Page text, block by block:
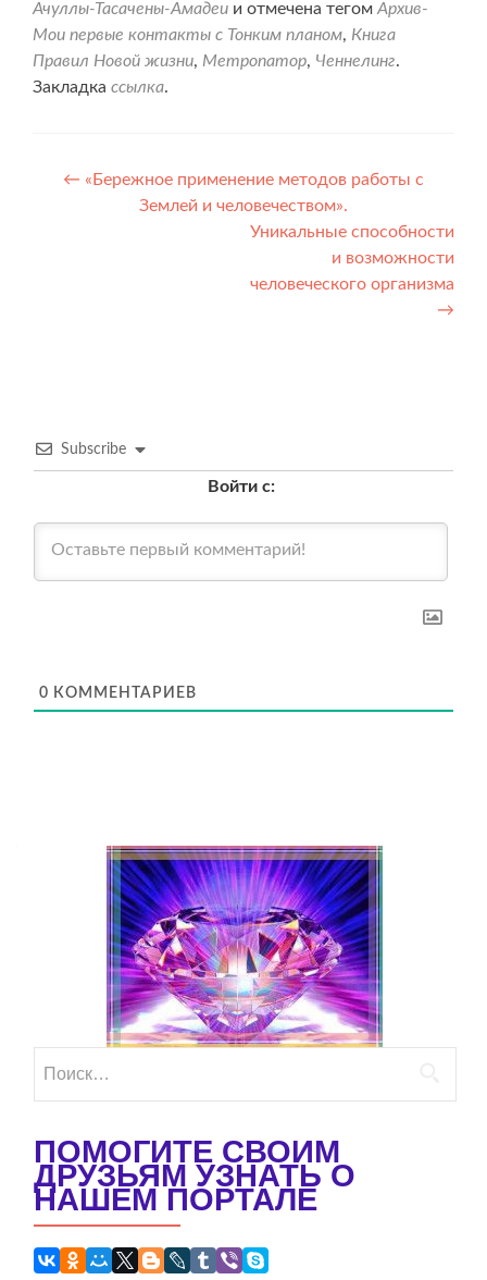
Ачуллы-Тасачены-Амадеи и отмечена тегом Архив-
Мои первые контакты с Тонким планом, Книга
Правил Новой жизни, Метропатор, Ченнелинг.
Закладка ссылка.
Навигация
← «Бережное применение методов работы с
Землей и человечеством».
Уникальные способности
и возможности
человеческого организма
→
Subscribe
Войти с:
0 КОММЕНТАРИЕВ
ПОМОГИТЕ СВОИМ
ДРУЗЬЯМ УЗНАТЬ О
НАШЕМ ПОРТАЛЕ